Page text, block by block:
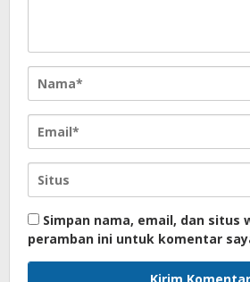
Simpan nama, email, dan situs
peramban ini untuk komentar